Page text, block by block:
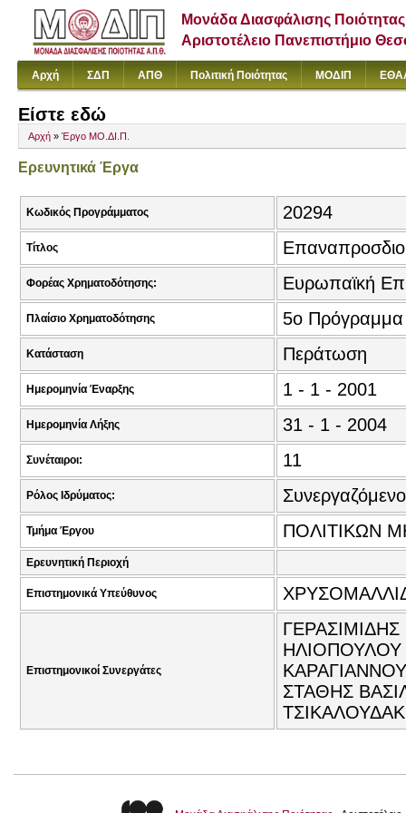
Μονάδα Διασφάλισης Ποιότητας
Αριστοτέλειο Πανεπιστήμιο
Αρχή ΣΔΠ ΑΠΘ Πολιτική Ποιότητας ΜΟΔΙΠ
Είστε εδώ
Αρχή » Έργο ΜΟ.ΔΙ.Π.
Ερευνητικά Έργα
Κωδικός Προγράμματος 20294
Τίτλος
Φορέας Χρηματοδότησης: Ευρωπαϊκή
Πλαίσιο Χρηματοδότησης 5o Πρόγραμμα
Κατάσταση Περάτωση
Ημερομηνία Έναρξης 1 - 1 - 2001
Ημερομηνία Λήξης 31 - 1 - 2004
Συνέταιροι: 11
Ρόλος Ιδρύματος:
Τμήμα Έργου ΠΟΛΙΤΙΚΩΝ
Ερευνητική Περιοχή
Επιστημονικά Υπεύθυνος
Επιστημονικοί Συνεργάτες
ΣΤΑΘΗΣ